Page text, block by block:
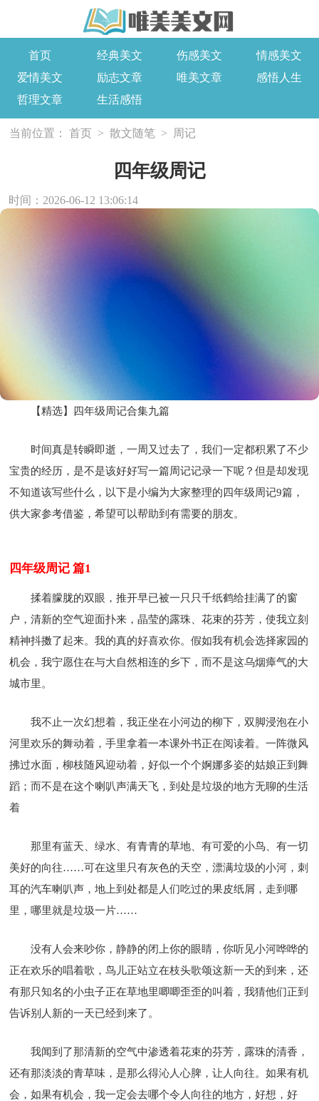
首页 经典美文 伤感美文
情感美文
爱情美文
励志文章 唯美文章
感悟人生
哲理文章
生活感悟
当前位置： 首页 > 散文随笔 > 周记
四年级周记
时间：2026-06-12 13:06:14
【精选】四年级周记合集九篇
时间真是转瞬即逝，一周又过去了，我们一定都积累了不少
宝贵的经历，是不是该好好写一篇周记记录一下呢？但是却发现
不知道该写些什么，以下是小编为大家整理的四年级周记9篇，
供大家参考借鉴，希望可以帮助到有需要的朋友。
四年级周记 篇1
揉着朦胧的双眼，推开早已被一只只千纸鹤给挂满了的窗
户，清新的空气迎面扑来，晶莹的露珠、花束的芬芳，使我立刻
精神抖擞了起来。我的真的好喜欢你。假如我有机会选择家园的
机会，我宁愿住在与大自然相连的乡下，而不是这乌烟瘴气的大
城市里。
我不止一次幻想着，我正坐在小河边的柳下，双脚浸泡在小
河里欢乐的舞动着，手里拿着一本课外书正在阅读着。一阵微风
拂过水面，柳枝随风迎动着，好似一个个婀娜多姿的姑娘正到舞
蹈；而不是在这个喇叭声满天飞，到处是垃圾的地方无聊的生活
着
那里有蓝天、绿水、有青青的草地、有可爱的小鸟、有一切
美好的向往……可在这里只有灰色的天空，漂满垃圾的小河，刺
耳的汽车喇叭声，地上到处都是人们吃过的果皮纸屑，走到哪
里，哪里就是垃圾一片……
没有人会来吵你，静静的闭上你的眼睛，你听见小河哗哗的
正在欢乐的唱着歌，鸟儿正站立在枝头歌颂这新一天的到来，还
有那只知名的小虫子正在草地里唧唧歪歪的叫着，我猜他们正到
告诉别人新的一天已经到来了。
我闻到了那清新的空气中渗透着花束的芬芳，露珠的清香，
还有那淡淡的青草味，是那么得沁人心脾，让人向往。如果有机
会，如果有机会，我一定会去哪个令人向往的地方，好想，好